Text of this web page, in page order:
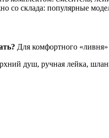
со склада: популярные
Для комфортного
душ, ручная лейка,